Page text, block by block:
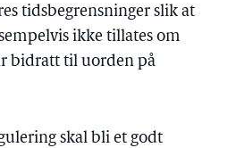
tidsbegrensninger slik at
ikke tillates om
bidratt til uorden på
skal bli et godt